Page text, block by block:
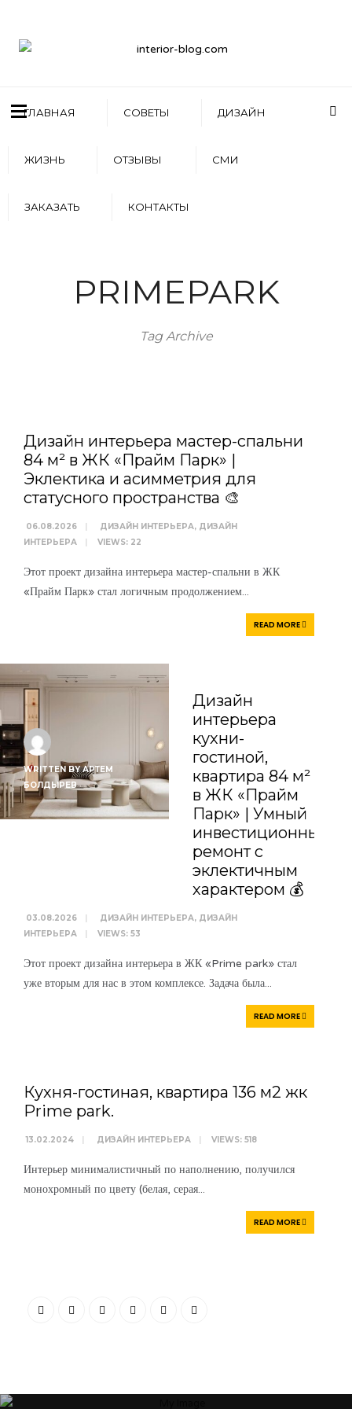
ГЛАВНАЯ СОВЕТЫ ДИЗАЙН
ЖИЗНЬ ОТЗЫВЫ СМИ
ЗАКАЗАТЬ КОНТАКТЫ
PRIMEPARK
Tag Archive
Дизайн интерьера мастер-спальни
84 м² в ЖК «Прайм Парк» |
Эклектика и асимметрия для
статусного пространства 🎨
06.08.2026 | ДИЗАЙН ИНТЕРЬЕРА, ДИЗАЙН
ИНТЕРЬЕРА
| VIEWS: 22
Этот проект дизайна интерьера мастер-спальни в ЖК
«Прайм Парк» стал логичным продолжением...
READ MORE
WRITTEN BYАРТЕМ
БОЛДЫРЕВ
Дизайн
интерьера
кухни-
гостиной,
квартира 84 м²
в ЖК «Прайм
Парк» | Умный
инвестиционный
ремонт с
эклектичным
характером 💰
03.08.2026 | ДИЗАЙН ИНТЕРЬЕРА, ДИЗАЙН
ИНТЕРЬЕРА
| VIEWS: 53
Этот проект дизайна интерьера в ЖК «Prime park» стал
уже вторым для нас в этом комплексе. Задача была...
READ MORE
Кухня-гостиная, квартира 136 м2 жк
Prime park.
13.02.2024 | ДИЗАЙН ИНТЕРЬЕРА | VIEWS: 518
Интерьер минималистичный по наполнению, получился
монохромный по цвету (белая, серая...
READ MORE
состояние зависят от пространства, которое Вас окружает. Своей